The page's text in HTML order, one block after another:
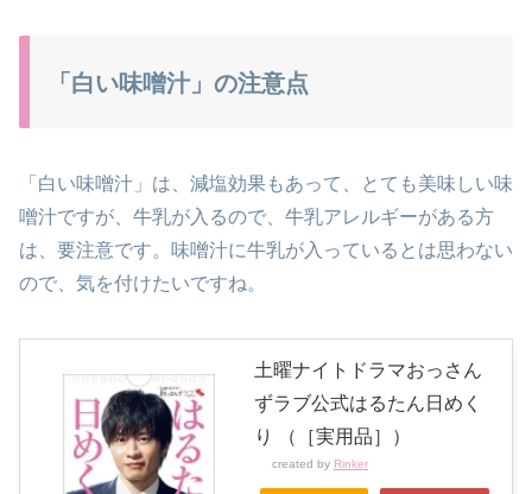
「白い味噌汁」の注意点
「白い味噌汁」は、減塩効果もあって、とても美味しい味
噌汁ですが、牛乳が入るので、牛乳アレルギーがある方
は、要注意です。味噌汁に牛乳が入っているとは思わない
ので、気を付けたいですね。
土曜ナイトドラマおっさん
ずラブ公式はるたん日めく
り （［実用品］）
created by Rinker